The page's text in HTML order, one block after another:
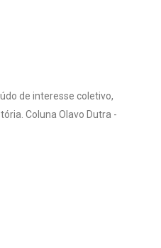
de interesse coletivo,
Coluna Olavo Dutra -